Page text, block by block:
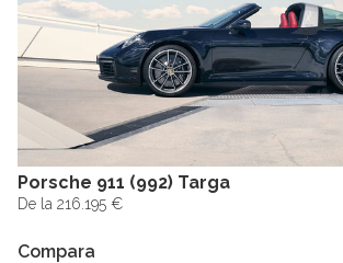
Porsche 911 (992) Targa
De la 216.195 €
Compara